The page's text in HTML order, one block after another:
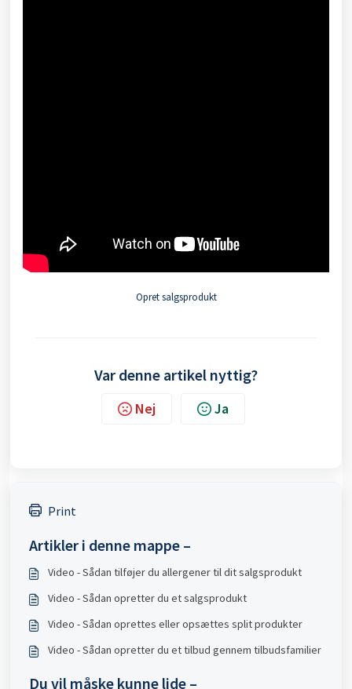
Opret salgsprodukt
Var denne artikel nyttig?
Nej Ja
Print
Artikler i denne mappe –
Video - Sådan tilføjer du allergener til dit salgsprodukt
Video - Sådan opretter du et salgsprodukt
Video - Sådan oprettes eller opsættes split produkter
Video - Sådan opretter du et tilbud gennem tilbudsfamilier
Du vil måske kunne lide –